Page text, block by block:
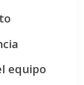
equipo